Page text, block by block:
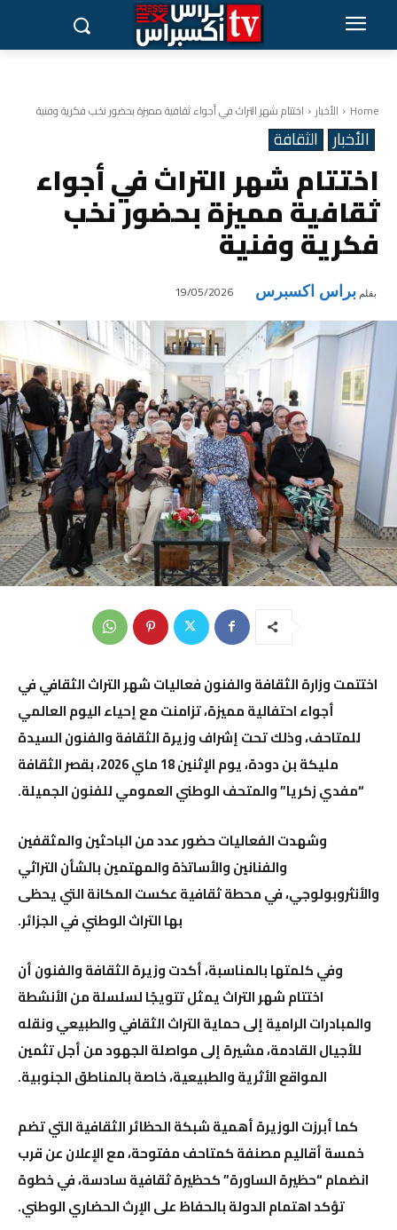
Home الأخبار اختتام شهر التراث في أجواء ثقافية مميزة بحضور نخب فكرية وفنية
الأخبار الثقافة
اختتام شهر التراث في أجواء
ثقافية مميزة بحضور نخب
فكرية وفنية
بقلم براس اكسبرس 19/05/2026
اختتمت وزارة الثقافة والفنون فعاليات شهر التراث الثقافي في
أجواء احتفالية مميزة، تزامنت مع إحياء اليوم العالمي
للمتاحف، وذلك تحت إشراف وزيرة الثقافة والفنون السيدة
مليكة بن دودة، يوم الإثنين 18 ماي 2026، بقصر الثقافة
“مفدي زكريا” والمتحف الوطني العمومي للفنون الجميلة.
وشهدت الفعاليات حضور عدد من الباحثين والمثقفين
والفنانين والأساتذة والمهتمين بالشأن التراثي
والأنثروبولوجي، في محطة ثقافية عكست المكانة التي يحظى
بها التراث الوطني في الجزائر.
وفي كلمتها بالمناسبة، أكدت وزيرة الثقافة والفنون أن
اختتام شهر التراث يمثل تتويجًا لسلسلة من الأنشطة
والمبادرات الرامية إلى حماية التراث الثقافي والطبيعي ونقله
للأجيال القادمة، مشيرة إلى مواصلة الجهود من أجل تثمين
المواقع الأثرية والطبيعية، خاصة بالمناطق الجنوبية.
كما أبرزت الوزيرة أهمية شبكة الحظائر الثقافية التي تضم
خمسة أقاليم مصنفة كمتاحف مفتوحة، مع الإعلان عن قرب
انضمام “حظيرة الساورة” كحظيرة ثقافية سادسة، في خطوة
تؤكد اهتمام الدولة بالحفاظ على الإرث الحضاري الوطني.